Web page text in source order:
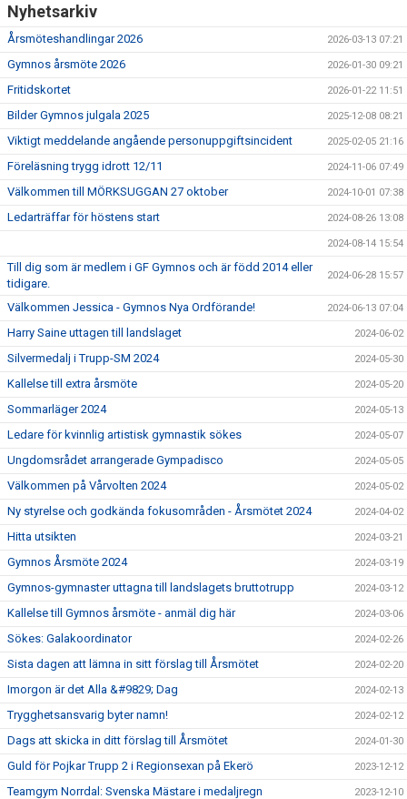
Nyhetsarkiv
Årsmöteshandlingar 2026 2026-03-13 07:21
Gymnos årsmöte 2026 2026-01-30 09:21
Fritidskortet 2026-01-22 11:51
Bilder Gymnos julgala 2025 2025-12-08 08:21
Viktigt meddelande angående personuppgiftsincident 2025-02-05 21:16
Föreläsning trygg idrott 12/11 2024-11-06 07:49
Välkommen till MÖRKSUGGAN 27 oktober 2024-10-01 07:38
Ledarträffar för höstens start 2024-08-26 13:08
2024-08-14 15:54
Till dig som är medlem i GF Gymnos och är född 2014 eller
tidigare.
2024-06-28 15:57
Välkommen Jessica - Gymnos Nya Ordförande! 2024-06-13 07:04
Harry Saine uttagen till landslaget 2024-06-02
Silvermedalj i Trupp-SM 2024 2024-05-30
Kallelse till extra årsmöte 2024-05-20
Sommarläger 2024 2024-05-13
Ledare för kvinnlig artistisk gymnastik sökes 2024-05-07
Ungdomsrådet arrangerade Gympadisco 2024-05-05
Välkommen på Vårvolten 2024 2024-05-02
Ny styrelse och godkända fokusområden - Årsmötet 2024 2024-04-02
Hitta utsikten 2024-03-21
Gymnos Årsmöte 2024 2024-03-19
Gymnos-gymnaster uttagna till landslagets bruttotrupp 2024-03-12
Kallelse till Gymnos årsmöte - anmäl dig här 2024-03-06
Sökes: Galakoordinator 2024-02-26
Sista dagen att lämna in sitt förslag till Årsmötet 2024-02-20
Imorgon är det Alla &#9829; Dag 2024-02-13
Trygghetsansvarig byter namn! 2024-02-12
Dags att skicka in ditt förslag till Årsmötet 2024-01-30
Guld för Pojkar Trupp 2 i Regionsexan på Ekerö 2023-12-12
Teamgym Norrdal: Svenska Mästare i medaljregn 2023-12-10